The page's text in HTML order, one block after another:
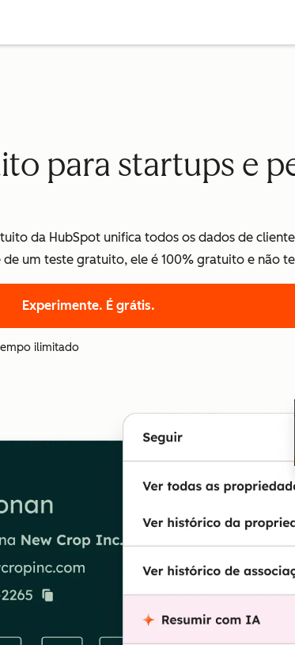
para startups e
da HubSpot unifica todos os dados de
um teste gratuito, ele é 100% gratuito e não
Experimente. É grátis.
ilimitado